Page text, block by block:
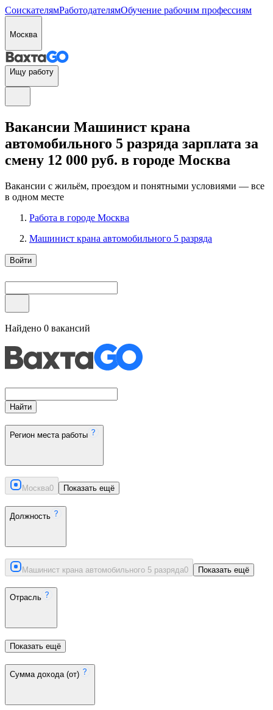
СоискателямРаботодателямОбучение рабочим профессиям
Москва
Ищу работу
Вакансии Машинист крана
автомобильного 5 разряда зарплата за
смену 12 000 руб. в городе Москва
Вакансии с жильём, проездом и понятными условиями — все
в одном месте
Работа в городе Москва
Машинист крана автомобильного 5 разряда
Войти
Найдено 0 вакансий
Найти
Регион места работы
Москва0 Показать ещё
Должность
Машинист крана автомобильного 5 разряда0 Показать ещё
Отрасль
Показать ещё
Сумма дохода (от)